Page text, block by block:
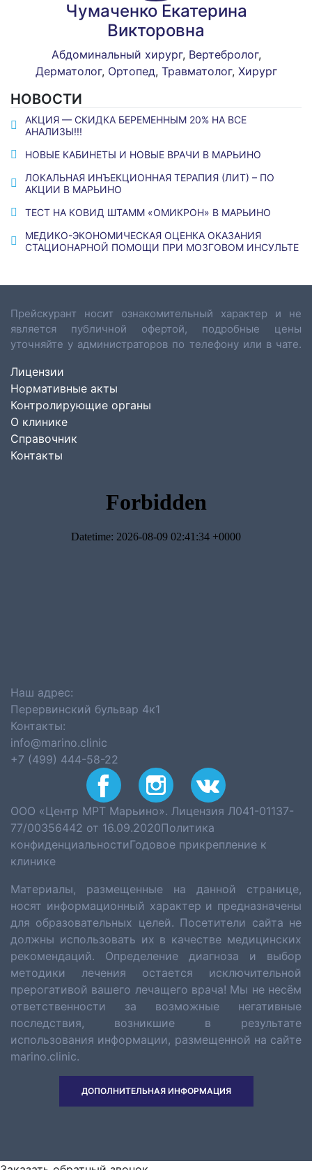
Чумаченко Екатерина
Викторовна
Абдоминальный хирург, Вертебролог,
Дерматолог, Ортопед, Травматолог, Хирург
НОВОСТИ
АКЦИЯ — СКИДКА БЕРЕМЕННЫМ 20% НА ВСЕ
АНАЛИЗЫ!!!
НОВЫЕ КАБИНЕТЫ И НОВЫЕ ВРАЧИ В МАРЬИНО
ЛОКАЛЬНАЯ ИНЪЕКЦИОННАЯ ТЕРАПИЯ (ЛИТ) – ПО
АКЦИИ В МАРЬИНО
ТЕСТ НА КОВИД ШТАММ «ОМИКРОН» В МАРЬИНО
МЕДИКО-ЭКОНОМИЧЕСКАЯ ОЦЕНКА ОКАЗАНИЯ
СТАЦИОНАРНОЙ ПОМОЩИ ПРИ МОЗГОВОМ ИНСУЛЬТЕ
Прейскурант носит ознакомительный характер и не
является публичной офертой, подробные цены
уточняйте у администраторов по телефону или в чате.
Лицензии
Нормативные акты
Контролирующие органы
О клинике
Справочник
Контакты
Наш адрес:
Перервинский бульвар 4к1
Контакты:
info@marino.clinic
+7 (499) 444-58-22
ООО «Центр МРТ Марьино». Лицензия Л041-01137-
77/00356442 от 16.09.2020Политика
конфиденциальностиГодовое прикрепление к
клинике
Материалы, размещенные на данной странице,
носят информационный характер и предназначены
для образовательных целей. Посетители сайта не
должны использовать их в качестве медицинских
рекомендаций. Определение диагноза и выбор
методики лечения остается исключительной
прерогативой вашего лечащего врача! Мы не несём
ответственности за возможные негативные
последствия, возникшие в результате
использования информации, размещенной на сайте
marino.clinic.
ДОПОЛНИТЕЛЬНАЯ ИНФОРМАЦИЯ